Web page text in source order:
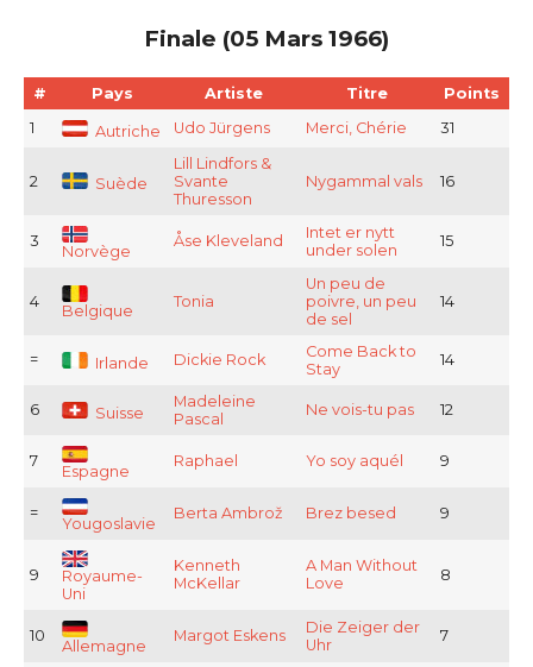
Finale (05 Mars 1966)
# Pays Artiste Titre
Points
1
Autriche Udo Jürgens Merci, Chérie 31
2 Suède
Lill Lindfors &
Svante
Thuresson
Nygammal vals 16
3
Norvège
Åse Kleveland
Intet er nytt
under solen
15
4
Belgique
Tonia
Un peu de
poivre, un peu
de sel
14
= Irlande Dickie Rock
Come Back to
Stay
14
6 Suisse
Madeleine
Pascal
Ne vois-tu pas 12
7
Espagne
Raphael Yo soy aquél 9
=
Yougoslavie
Berta Ambrož Brez besed 9
9
Royaume-
Uni
Kenneth
McKellar
A Man Without
Love
8
10
Allemagne
Margot Eskens
Die Zeiger der
Uhr
7